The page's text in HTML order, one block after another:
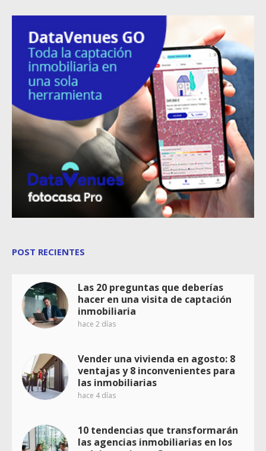
POST RECIENTES
Las 20 preguntas que deberías
hacer en una visita de captación
inmobiliaria
hace 2 días
Vender una vivienda en agosto: 8
ventajas y 8 inconvenientes para
las inmobiliarias
hace 4 días
10 tendencias que transformarán
las agencias inmobiliarias en los